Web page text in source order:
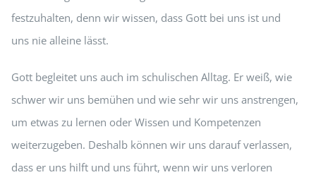
festzuhalten, denn wir wissen, dass Gott bei uns ist und
uns nie alleine lässt.
Gott begleitet uns auch im schulischen Alltag. Er weiß, wie
schwer wir uns bemühen und wie sehr wir uns anstrengen,
um etwas zu lernen oder Wissen und Kompetenzen
weiterzugeben. Deshalb können wir uns darauf verlassen,
dass er uns hilft und uns führt, wenn wir uns verloren